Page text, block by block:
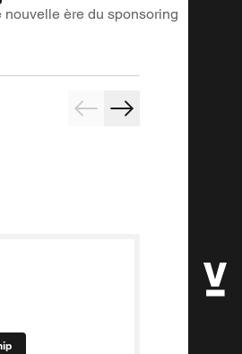
nouvelle ère du sponsoring